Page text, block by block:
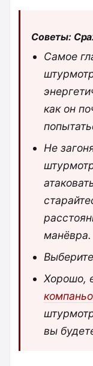
Советы:
Самое
как он
Не
манёвра.
Хорошо,
вы